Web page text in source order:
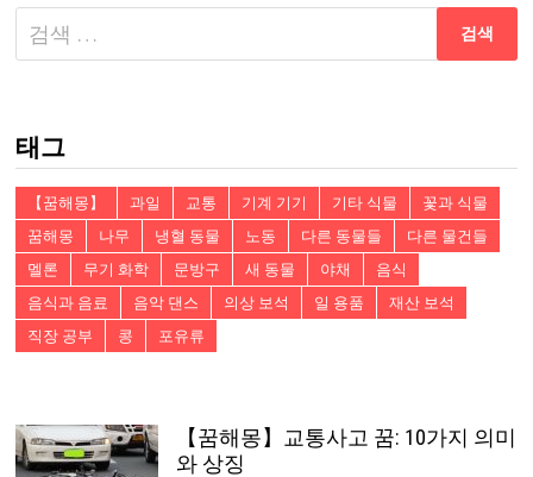
다
음
태그
【꿈해몽】 과일 교통 기계 기기 기타 식물
꽃과 식물
꿈해몽
나무 냉혈 동물 노동 다른 동물들
다른 물건들
멜론
무기 화학 문방구 새 동물 야채
음식
음식과 음료
음악 댄스 의상 보석 일 용품
재산 보석
직장 공부
콩 포유류
【꿈해몽】교통사고 꿈: 10가지 의미
와 상징